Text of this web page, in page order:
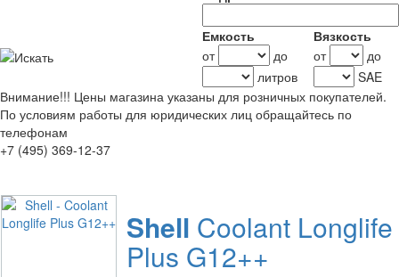
Емкость
от
до
литров
Вязкость
от
до
SAE
Внимание!!! Цены магазина указаны для розничных покупателей.
По условиям работы для юридических лиц обращайтесь по
телефонам
+7 (495) 369-12-37
Shell Coolant Longlife
Plus G12++